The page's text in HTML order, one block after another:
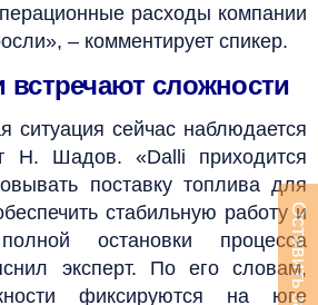
расходы компании
– комментирует спикер.
встречают сложности
ситуация сейчас наблюдается
Н. Шадов. «Dalli приходится
поставку топлива для
стабильную работу и
остановки процесса
эксперт. По его словам,
фиксируются на юге